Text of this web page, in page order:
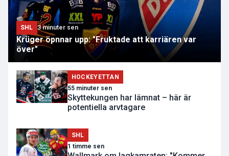
SHL 3 minuter sen
Krüger öpnnar upp: "Fruktade att karriären var
över"
HOCKEYETTAN
55 minuter sen
Skyttekungen har lämnat – här är
potentiella arvtagare
SHL
1 timme sen